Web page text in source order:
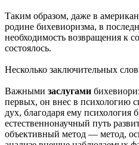
Таким образом, даже в
родине бихевиоризма, в
необходимость возвращения к
состоялось.
Несколько заключительных
Важными заслугами
первых, он внес в психологию
дух, благодаря ему психология
естественнонаучный путь
объективный метод — метод,